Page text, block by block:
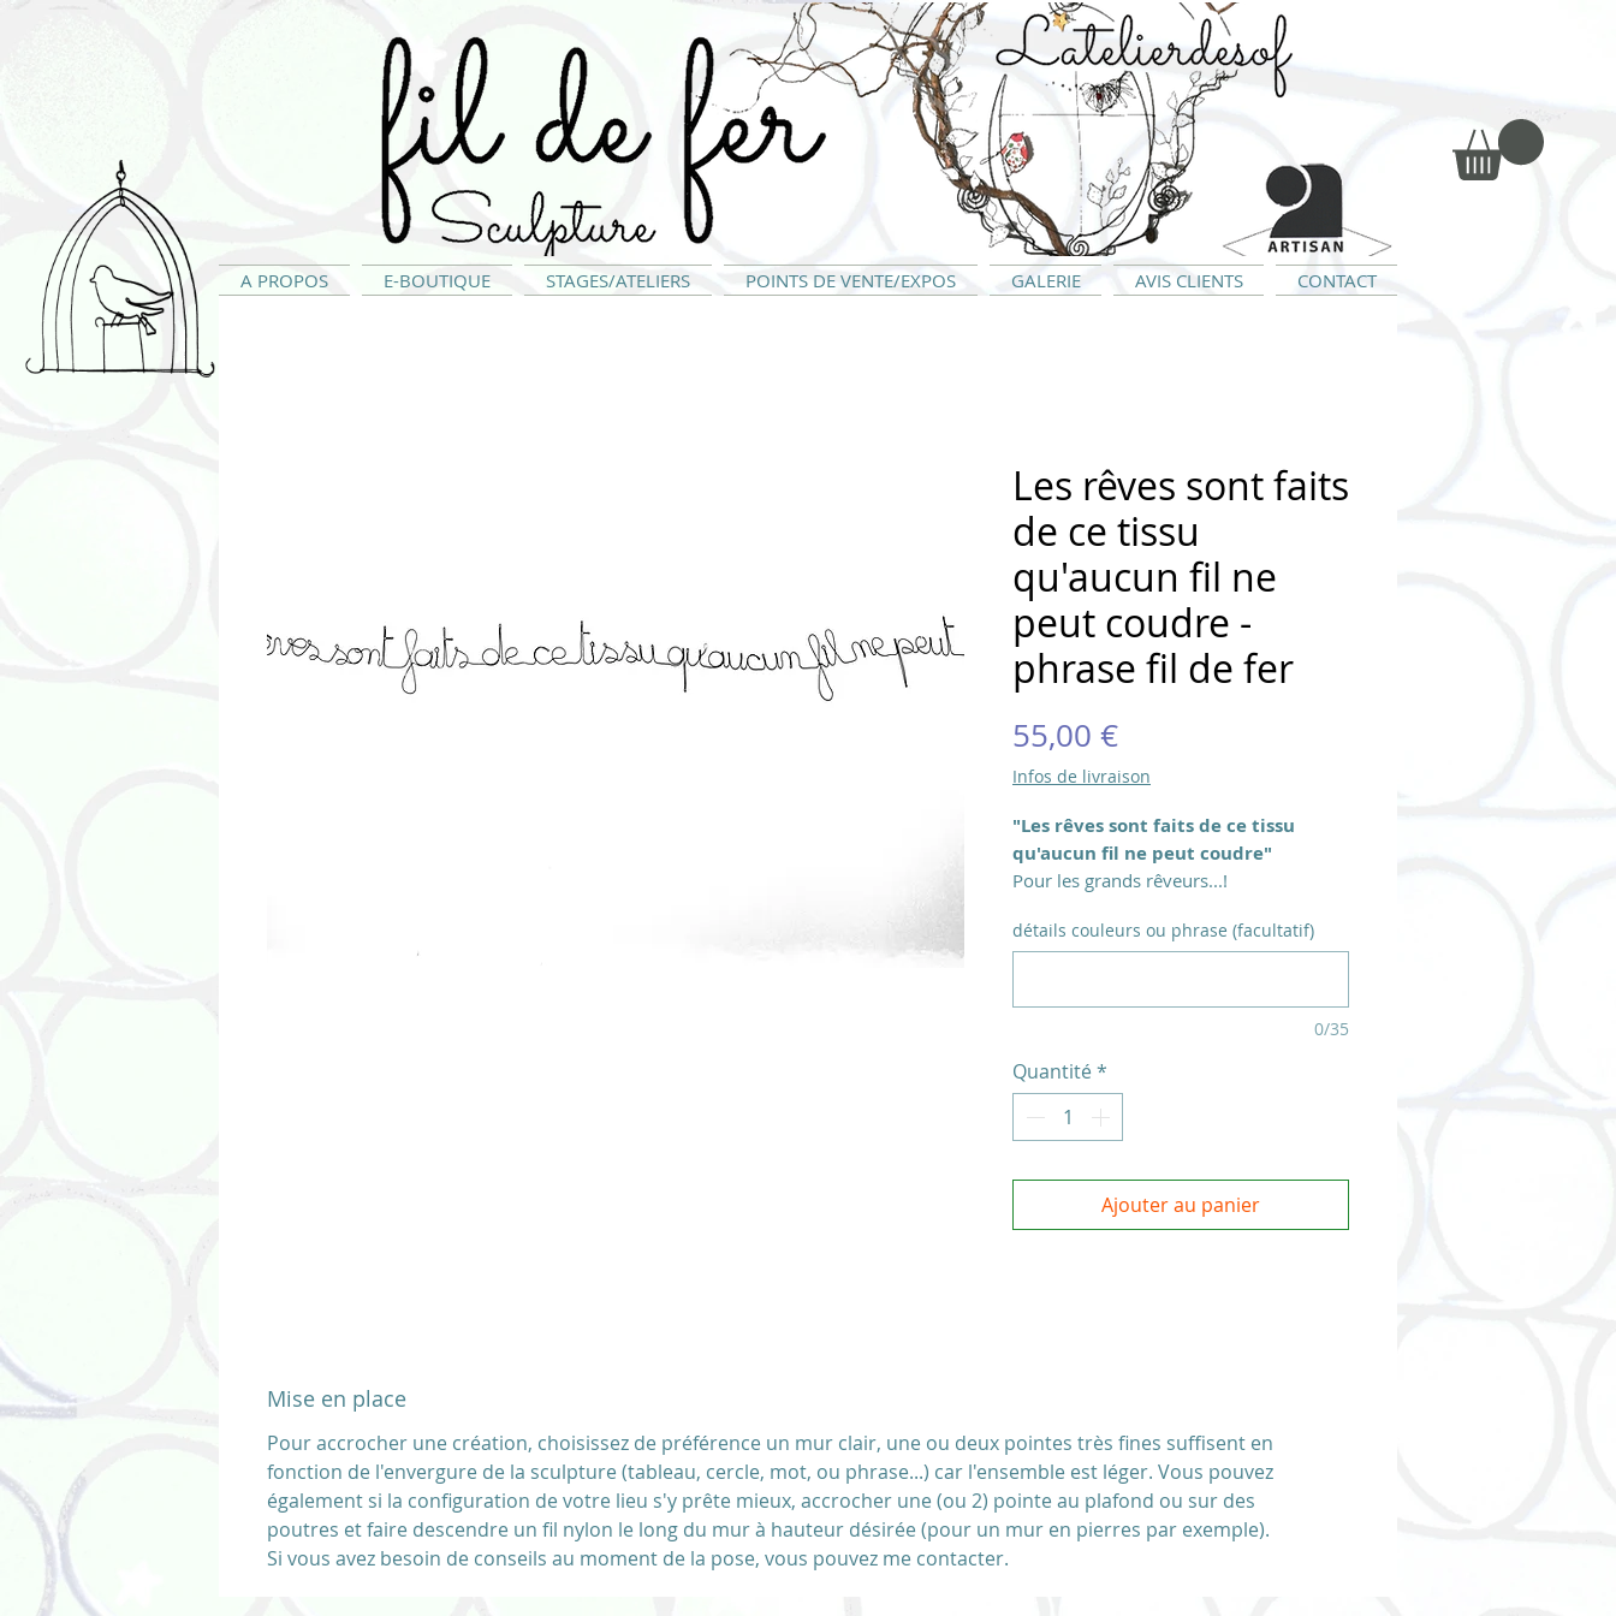
A PROPOS E-BOUTIQUE STAGES/ATELIERS POINTS DE VENTE/EXPOS GALERIE AVIS CLIENTS CONTACT
Les rêves sont faits
de ce tissu
qu'aucun fil ne
peut coudre -
phrase fil de fer
55,00 €Prix
Infos de livraison
"Les rêves sont faits de ce tissu
qu'aucun fil ne peut coudre"
Pour les grands rêveurs...!
approximative de 100-120 cm
lettres sans jambages et 7 ou 8 cm avec
jambages.
Artisanat d'art réalisé par mes soins
dans mon atelier en France
poème en fil recuit sur commande
détails couleurs ou phrase (facultatif)
0/35
Quantité*
Ajouter au panier
Mise en place
Pour accrocher une création, choisissez de préférence un mur clair, une ou deux pointes très fines suffisent en
fonction de l'envergure de la sculpture (tableau, cercle, mot, ou phrase...) car l'ensemble est léger. Vous pouvez
également si la configuration de votre lieu s'y prête mieux, accrocher une (ou 2) pointe au plafond ou sur des
poutres et faire descendre un fil nylon le long du mur à hauteur désirée (pour un mur en pierres par exemple).
Si vous avez besoin de conseils au moment de la pose, vous pouvez me contacter.